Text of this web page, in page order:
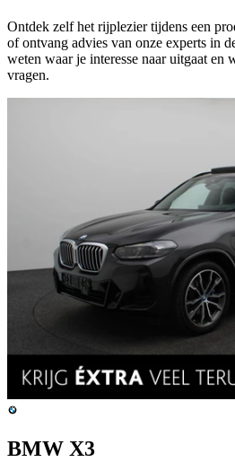
Ontdek zelf het rijplezier tijdens een
of ontvang advies van onze experts in
weten waar je interesse naar uitgaat en
vragen.
BMW X3